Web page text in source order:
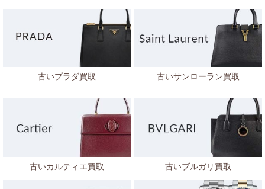
古いプラダ買取 古いサンローラン買取
古いカルティエ買取 古いブルガリ買取